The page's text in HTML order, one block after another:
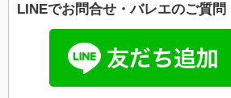
LINEでお問合せ・バレエのご質問